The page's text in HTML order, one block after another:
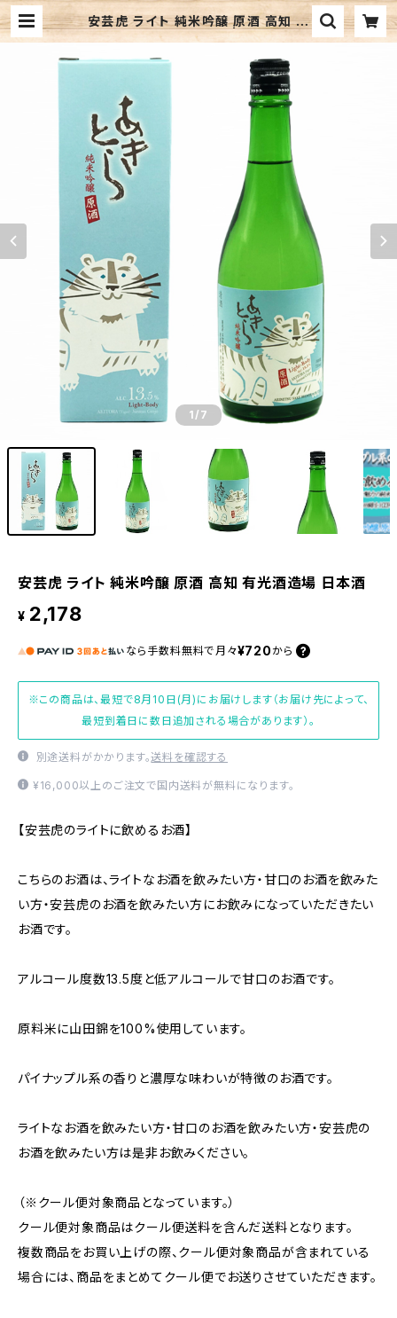
安芸虎 ライト 純米吟醸 原酒 高知 有
光酒造場 日本酒 | 響屋
1/7
安芸虎 ライト 純米吟醸 原酒 高知 有光酒造場 日本酒
¥ 2,178
なら 手数料無料で 月々¥720 から
※この商品は、最短で8月10日(月)にお届けします（お届け先によって、
最短到着日に数日追加される場合があります）。
別途送料がかかります。送料を確認する
¥16,000以上のご注文で国内送料が無料になります。
【安芸虎のライトに飲めるお酒】
こちらのお酒は、ライトなお酒を飲みたい方・甘口のお酒を飲みた
い方・安芸虎のお酒を飲みたい方にお飲みになっていただきたい
お酒です。
アルコール度数13.5度と低アルコールで甘口のお酒です。
原料米に山田錦を100%使用しています。
パイナップル系の香りと濃厚な味わいが特徴のお酒です。
ライトなお酒を飲みたい方・甘口のお酒を飲みたい方・安芸虎の
お酒を飲みたい方は是非お飲みください。
（※クール便対象商品となっています。）
クール便対象商品はクール便送料を含んだ送料となります。
複数商品をお買い上げの際、クール便対象商品が含まれている
場合には、商品をまとめてクール便でお送りさせていただきます。